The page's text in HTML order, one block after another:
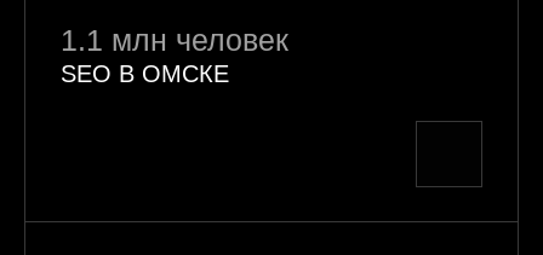
1.1 млн человек
SEO В ОМСКЕ